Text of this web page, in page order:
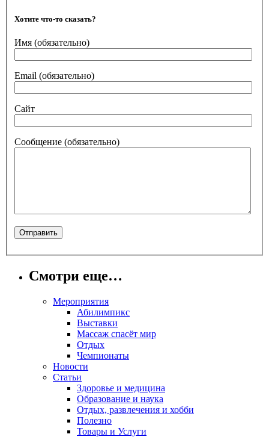
Хотите что-то сказать?
Имя (обязательно)
Email (обязательно)
Сайт
Сообщение (обязательно)
Смотри еще…
Мероприятия
Абилимпикс
Выставки
Массаж спасёт мир
Отдых
Чемпионаты
Новости
Статьи
Здоровье и медицина
Образование и наука
Отдых, развлечения и хобби
Полезно
Товары и Услуги